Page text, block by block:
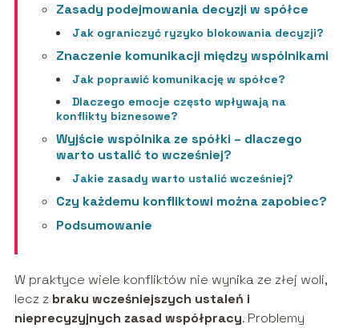
Zasady podejmowania decyzji w spółce
Jak ograniczyć ryzyko blokowania decyzji?
Znaczenie komunikacji między wspólnikami
Jak poprawić komunikację w spółce?
Dlaczego emocje często wpływają na
konflikty biznesowe?
Wyjście wspólnika ze spółki – dlaczego
warto ustalić to wcześniej?
Jakie zasady warto ustalić wcześniej?
Czy każdemu konfliktowi można zapobiec?
Podsumowanie
W praktyce wiele konfliktów nie wynika ze złej woli,
lecz z braku wcześniejszych ustaleń i
nieprecyzyjnych zasad współpracy. Problemy